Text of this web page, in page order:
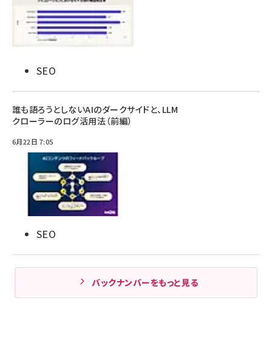
SEO
誰も語ろうとしないAIのダークサイドと、LLM
クローラーのログ活用法（前編）
6月22日 7:05
SEO
バックナンバーをもっと見る